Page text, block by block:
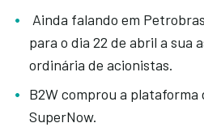
Ainda falando em
para o dia 22 de abril a sua
ordinária de acionistas.
B2W comprou a
SuperNow.